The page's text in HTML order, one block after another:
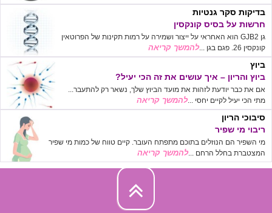
בדיקות סקר גנטיות
חרשות על בסיס קונקסין
גן GJB2 הוא האחראי על ייצור ושמירה על רמות תקינות של הפרוטאין
קונקסין 26. פגם בגן ...
להמשך קריאה
ביוץ
ביוץ והריון – איך עושים את זה הכי יעיל?
אם את כבר יודעת לזהות את מועד הביוץ שלך, נשאר רק להתעבר...
מתי הכי יעיל לקיים יחסי ...להמשך קריאה
סיבוכי הריון
ריבוי מי שפיר
מי השפיר הם הנוזלים בתוכם מתפתח העובר. קיים טווח של כמות מי שפיר
המצטברת בחלל הרחם ...להמשך קריאה